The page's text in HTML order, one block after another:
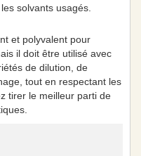
solvants usagés.
et polyvalent pour
il doit être utilisé avec
de dilution, de
tout en respectant les
tirer le meilleur parti de